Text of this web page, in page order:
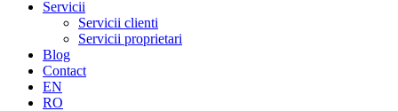
Servicii
Servicii clienti
Servicii proprietari
Blog
Contact
EN
RO